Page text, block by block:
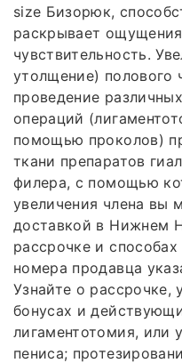
size Бизорюк,
раскрывает
чувствительность.
утолщение) полового
проведение
операций
помощью проколов)
ткани препаратов
филера, с помощью
увеличения члена вы
доставкой в Нижнем
рассрочке и
номера продавца
Узнайте о рассрочке,
бонусах и
лигаментотомия, или
пениса;